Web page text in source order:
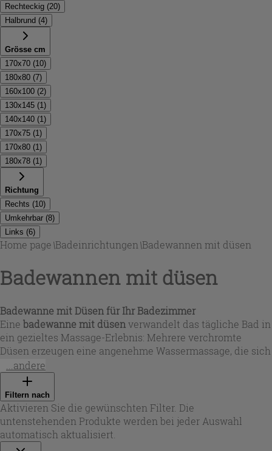
Rechteckig (20)
Halbrund (4)
Grösse cm
170x70 (10)
180x80 (7)
160x100 (2)
130x145 (1)
140x140 (1)
170x75 (1)
170x80 (1)
180x78 (1)
Richtung
Rechts (10)
Umkehrbar (8)
Links (6)
Home page\Badeinrichtungen \Badewannen mit düsen
Badewannen mit düsen
Badewanne mit Düsen für Ihr Badezimmer
Eine badewanne mit düsenverwandelt das tägliche Bad in
ein gezieltes Massage-Erlebnis: Mehrere verchromte
Düsen erzeugen eine angenehme Wassermassage, die sich
je nach Modell über Regler oder Touch-Bedienung
aktivieren lässt. In dieser Auswahl finden Sie rechteckige
und halbrunde Lösungen aus glänzend weißem Acryl –
ideal für ein moderneswhirlpool wanne badezimmer
dem Design und Funktion zusammenpassen. Je nach
Ausführung sind Bedienelemente, Ablaufgarnitur und
weitere Details auf eine einfache Nutzung und eine
...andere
Filtern nach
Aktivieren Sie die gewünschten Filter. Die
untenstehenden Produkte werden bei jeder Auswahl
automatisch aktualisiert.